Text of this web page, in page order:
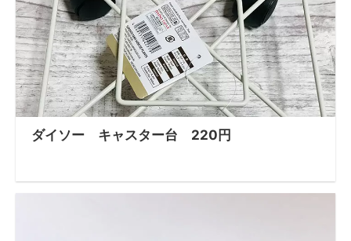
ダイソー キャスター台 220円